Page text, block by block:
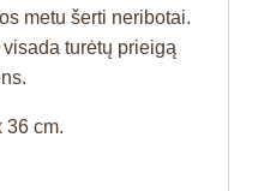
metu šerti neribotai.
turėtų prieigą
36 cm.